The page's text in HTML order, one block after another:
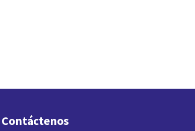
Contáctenos